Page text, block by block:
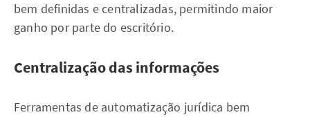
bem definidas e centralizadas, permitindo maior
ganho por parte do escritório.
Centralização das informações
Ferramentas de automatização jurídica bem